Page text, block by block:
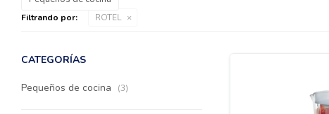
Filtrando por: ROTEL
CATEGORÍAS
Pequeños de cocina (3)